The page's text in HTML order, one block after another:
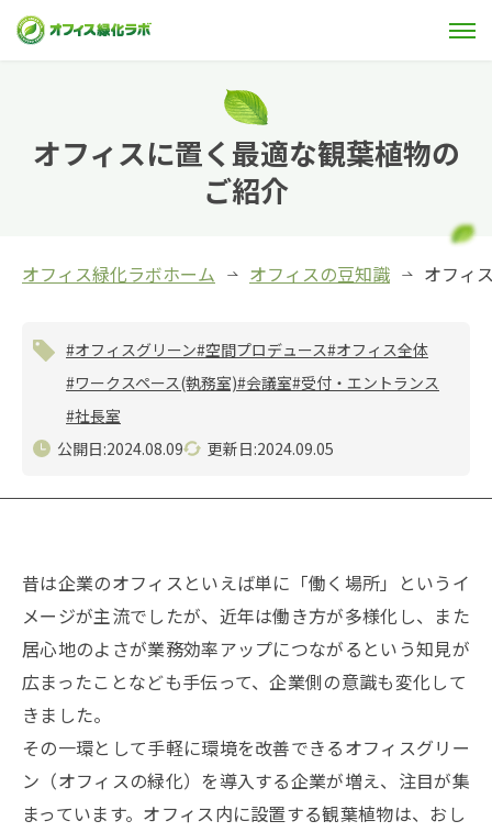
オフィスグリーンをご検討の方
オフィス家具商品 導入事例
オフィスの豆知識
特定商取引法に基づく表記 古物営業法に基づく表記
オフィスに置く最適な観葉植物の
ご紹介
オフィス緑化ラボホーム オフィスの豆知識 オフィ
#オフィスグリーン#空間プロデュース#オフィス全体
#ワークスペース(執務室)#会議室#受付・エントランス
#社長室
公開日:2024.08.09
更新日:2024.09.05
昔は企業のオフィスといえば単に「働く場所」というイ
メージが主流でしたが、近年は働き方が多様化し、また
居心地のよさが業務効率アップにつながるという知見が
広まったことなども手伝って、企業側の意識も変化して
きました。
その一環として手軽に環境を改善できるオフィスグリー
ン（オフィスの緑化）を導入する企業が増え、注目が集
まっています。オフィス内に設置する観葉植物は、おし